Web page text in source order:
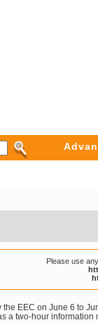
Please use
EEC on June 6 to
a two-hour